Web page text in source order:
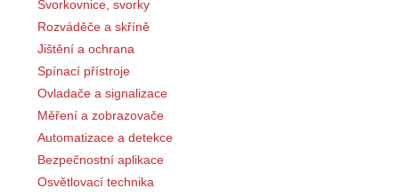
Svorkovnice, svorky
Rozváděče a skříně
Jištění a ochrana
Spínací přístroje
Ovladače a signalizace
Měření a zobrazovače
Automatizace a detekce
Bezpečnostní aplikace
Osvětlovací technika